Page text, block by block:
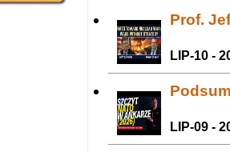
Prof.
LIP-10 -
LIP-09 -